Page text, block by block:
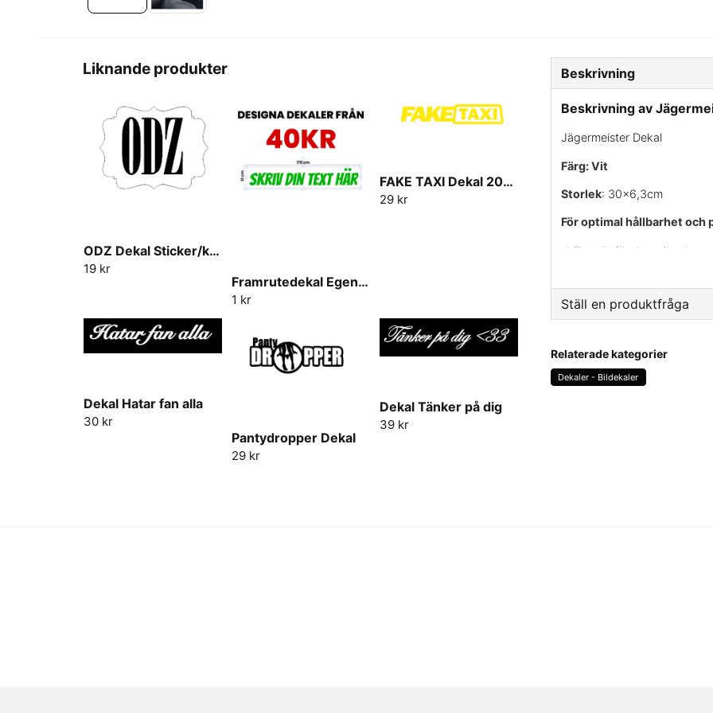
Liknande produkter
ODZ Dekal Sticker/klistermärke
19 kr
Framrutedekal Egen text
1 kr
FAKE TAXI Dekal 20cm-30cm
29 kr
Dekal Hatar fan alla
30 kr
Pantydropper Dekal
29 kr
Dekal Tänker på dig
39 kr
Beskrivning
Beskrivning av
Jägermeister Dekal
Färg: Vit
Storlek: 30x6,3cm
För optimal hållbarhet och
✔ Rengör först
✔ Använd värme på ytan
✔ Ta bort skyddspappret
✔ Placera dekalen på
och avlägsna sedan
vid behov för att säkerställa
Ställ en produktfråga
Fråga oss något om
Relaterade kategorier
Dekaler - Bildekaler